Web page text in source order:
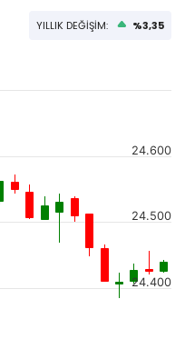
YILLIK DEĞİŞİM: %3,35
24.400
24.500
24.600